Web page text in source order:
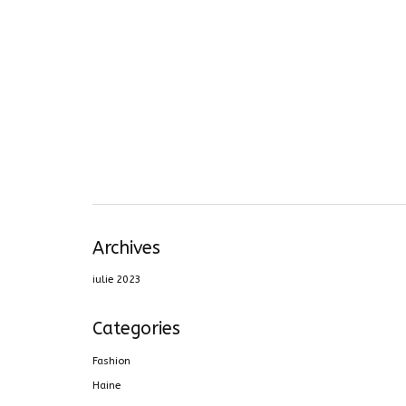
Archives
iulie 2023
Categories
Fashion
Haine